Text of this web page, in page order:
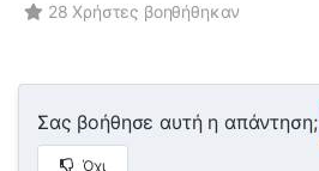
28 Χρήστες βοηθήθηκαν
Σας βοήθησε αυτή η απάντηση;
Όχι